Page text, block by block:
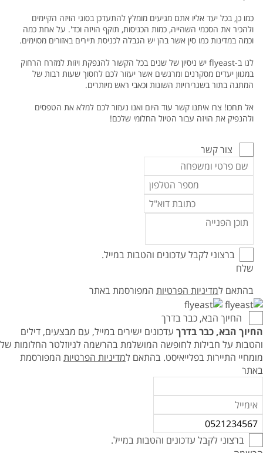
כמו כן, בכל יעד אליו אתם מגיעים מומלץ להתעדכן בסוגי הויזה הקיימים
ולהכיר את הסכמי השהייה, כמות הכניסות, תוקף הויזה וכד'. על אחת כמה
וכמה במדינות כמו סין אשר בהן יש הגבלה לכניסת תיירים באזורים מסוימים.
לנו ב-flyeast יש ניסיון של שנים בכל הקשור להנפקת ויזות למזרח הרחוק
במגוון יעדים מסקרנים ומרגשים אשר יעזור לכם לחסוך שעות רבות של
המתנה בתור בשגרירויות השונות וכאבי ראש מיותרים.
אל תחכו! צרו איתנו קשר עוד היום ואנו נעזור לכם למלא את הטפסים
ולהנפיק את הויזה עבור הטיול החלומי שלכם!
צור קשר
ברצוני לקבל עדכונים והטבות במייל.
שלח
בהתאם למדיניות הפרטיות המפורסמת באתר
החיוך הבא, כבר בדרך
החיוך הבא, כבר בדרך עדכונים ישירים במייל, עם מבצעים, דילים
והטבות על חבילות לחופשה המושלמת בהרשמה לניוזלטר החלומות של
מומחיי התיירות בפלייאיסט. בהתאם למדיניות הפרטיות המפורסמת
באתר
ברצוני לקבל עדכונים והטבות במייל.